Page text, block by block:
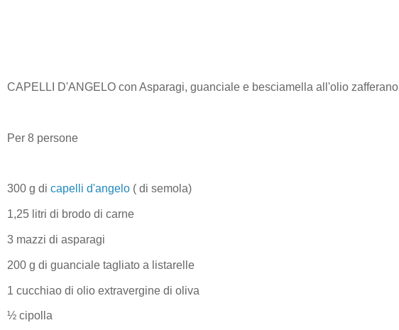
CAPELLI D'ANGELO con Asparagi, guanciale e besciamella all'olio zafferano
Per 8 persone
300 g di capelli d'angelo ( di semola)
1,25 litri di brodo di carne
3 mazzi di asparagi
200 g di guanciale tagliato a listarelle
1 cucchiao di olio extravergine di oliva
½ cipolla